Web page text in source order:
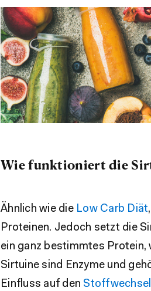
Wie funktioniert die
Ähnlich wie die Low Carb Diät
Proteinen. Jedoch setzt die
ein ganz bestimmtes Protein,
Sirtuine sind Enzyme und
Einfluss auf den Stoffwechsel